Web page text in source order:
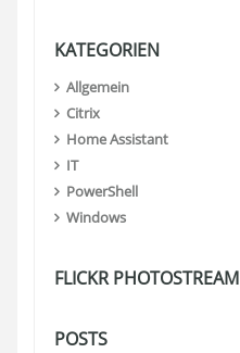
KATEGORIEN
Allgemein
Citrix
Home Assistant
IT
PowerShell
Windows
FLICKR PHOTOSTREAM
POSTS